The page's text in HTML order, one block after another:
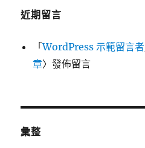
近期留言
「WordPress 示範留言者
章〉發佈留言
彙整